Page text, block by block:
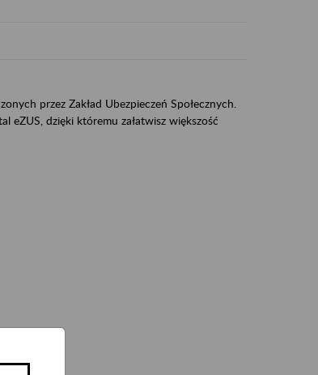
przez Zakład Ubezpieczeń Społecznych.
eZUS, dzięki któremu załatwisz większość